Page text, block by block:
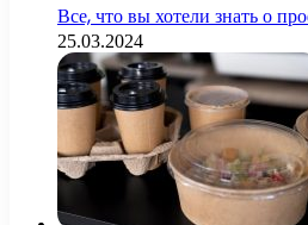
Все, что вы хотели знать о
25.03.2024